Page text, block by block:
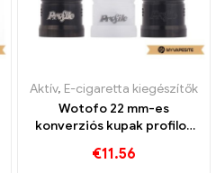
Aktív, E-cigaretta kiegészítők
Wotofo 22 mm-es
konverziós kupak profilos
nagykereskedelme丨Egyedi
€11.56